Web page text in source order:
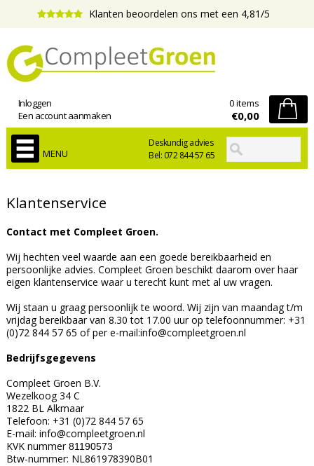
Klanten beoordelen ons met een 4,81/5
Deskundig advies
Bel: 072 844 57 65
Inloggen
Een account aanmaken
0 items
€0,00
MENU
Klantenservice
Contact met Compleet Groen.
Wij hechten veel waarde aan een goede bereikbaarheid en
persoonlijke advies. Compleet Groen beschikt daarom over haar
eigen klantenservice waar u terecht kunt met al uw vragen.
Wij staan u graag persoonlijk te woord. Wij zijn van maandag t/m
vrijdag bereikbaar van 8.30 tot 17.00 uur op telefoonnummer: +31
(0)72 844 57 65 of per e-mail:info@compleetgroen.nl
Bedrijfsgegevens
Compleet Groen B.V.
Wezelkoog 34 C
1822 BL Alkmaar
Telefoon: +31 (0)72 844 57 65
E-mail: info@compleetgroen.nl
KVK nummer81190573
Btw-nummer: NL861978390B01